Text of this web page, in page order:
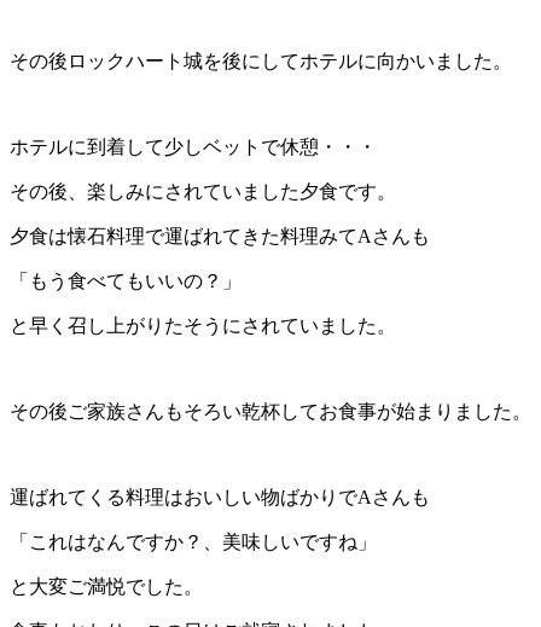
その後ロックハート城を後にしてホテルに向かいました。
ホテルに到着して少しベットで休憩・・・
その後、楽しみにされていました夕食です。
夕食は懐石料理で運ばれてきた料理みてAさんも
「もう食べてもいいの？」
と早く召し上がりたそうにされていました。
その後ご家族さんもそろい乾杯してお食事が始まりました。
運ばれてくる料理はおいしい物ばかりでAさんも
「これはなんですか？、美味しいですね」
と大変ご満悦でした。